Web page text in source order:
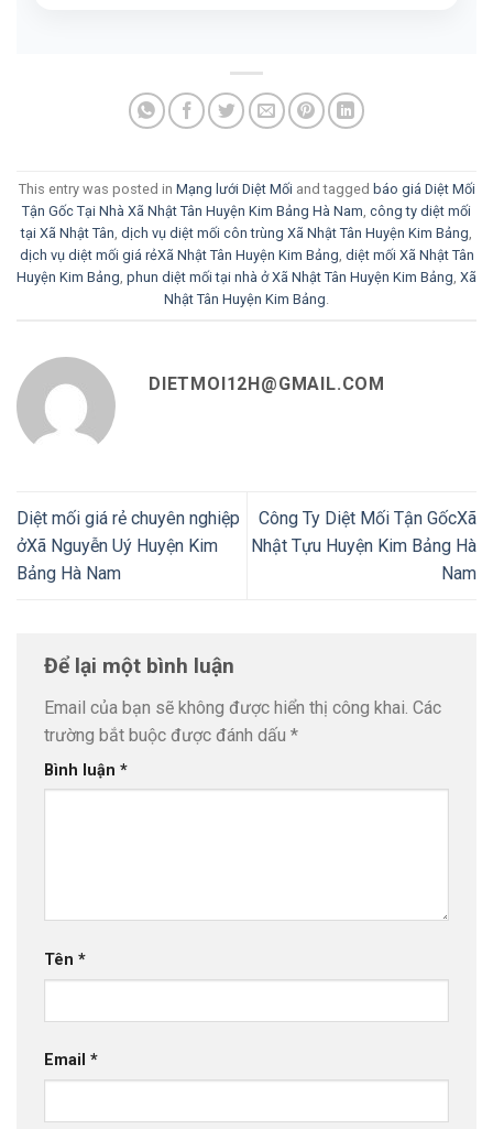
This entry was posted in Mạng lưới Diệt Mối and tagged báo giá Diệt Mối
Tận Gốc Tại Nhà Xã Nhật Tân Huyện Kim Bảng Hà Nam, công ty diệt mối
tại Xã Nhật Tân, dịch vụ diệt mối côn trùng Xã Nhật Tân Huyện Kim Bảng,
dịch vụ diệt mối giá rẻXã Nhật Tân Huyện Kim Bảng, diệt mối Xã Nhật Tân
Huyện Kim Bảng, phun diệt mối tại nhà ở Xã Nhật Tân Huyện Kim Bảng, Xã
Nhật Tân Huyện Kim Bảng.
DIETMOI12H@GMAIL.COM
Diệt mối giá rẻ chuyên nghiệp
ởXã Nguyễn Uý Huyện Kim
Bảng Hà Nam
Công Ty Diệt Mối Tận GốcXã
Nhật Tựu Huyện Kim Bảng Hà
Nam
Để lại một bình luận
Email của bạn sẽ không được hiển thị công khai. Các
trường bắt buộc được đánh dấu *
Bình luận *
Tên *
Email *